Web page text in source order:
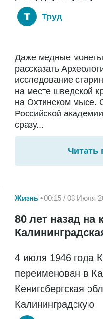
Труд
Даже медные монеты
рассказать
исследование
на месте шведской
на Охтинском мысе.
Российской
сразу...
Читать
Жизнь 00:15 / 03 Июля
80 лет назад на
4 июля 1946 года
переименован в
Кенигсбергская
Калининградскую